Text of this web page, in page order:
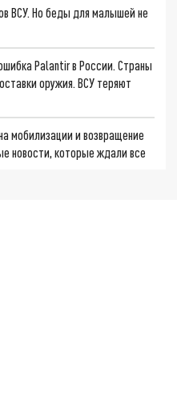
ВСУ. Но беды для малышей не
Palantir в России. Страны
оружия. ВСУ теряют
мобилизации и возвращение
новости, которые ждали все